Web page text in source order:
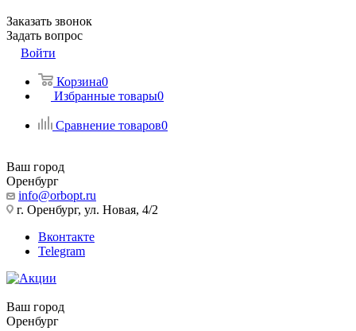
Заказать звонок
Задать вопрос
Войти
Корзина0
Избранные товары0
Сравнение товаров0
Ваш город
Оренбург
info@orbopt.ru
г. Оренбург, ул. Новая, 4/2
Вконтакте
Telegram
Ваш город
Оренбург